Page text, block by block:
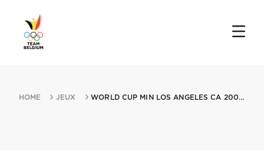
HOME JEUX WORLD CUP MIN LOS ANGELES CA 20012008 LOS ANGELES CA